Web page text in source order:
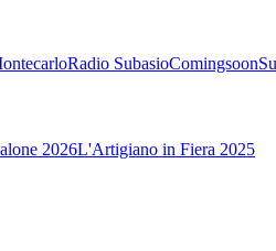
Radio SubasioComingsoon
2026L'Artigiano in Fiera 2025